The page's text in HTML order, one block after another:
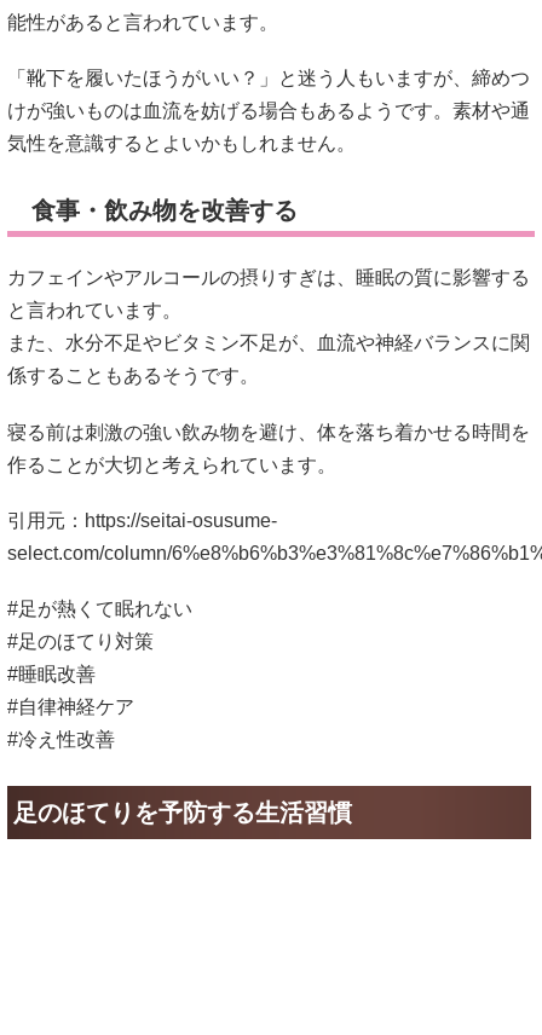
と言われています。
また、水分不足やビタミン不足が、血流や神経バランスに関
係することもあるそうです。
寝る前は刺激の強い飲み物を避け、体を落ち着かせる時間を
作ることが大切と考えられています。
引用元： https://seitai-osusume-
select.com/column/
#足が熱くて眠れない
#睡眠改善
#自律神経ケア
#冷え性改善